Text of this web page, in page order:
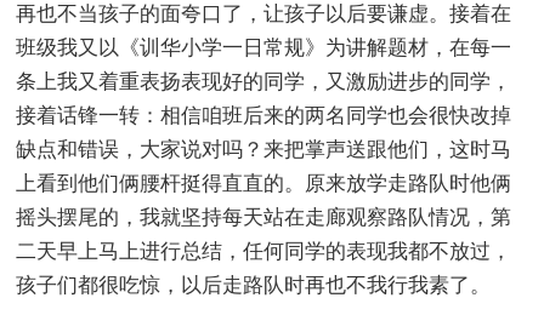
再也不当孩子的面夸口了，让孩子以后要谦虚。接着在
班级我又以《训华小学一日常规》为讲解题材，在每一
条上我又着重表扬表现好的同学，又激励进步的同学，
接着话锋一转：相信咱班后来的两名同学也会很快改掉
缺点和错误，大家说对吗？来把掌声送跟他们，这时马
上看到他们俩腰杆挺得直直的。原来放学走路队时他俩
摇头摆尾的，我就坚持每天站在走廊观察路队情况，第
二天早上马上进行总结，任何同学的表现我都不放过，
孩子们都很吃惊，以后走路队时再也不我行我素了。